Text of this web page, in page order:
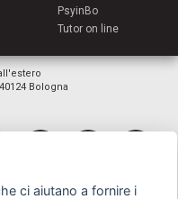
PsyinBo
Tutor on line
Bologna
ci aiutano a fornire i